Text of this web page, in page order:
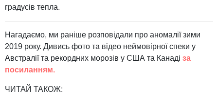
градусів тепла.
Нагадаємо, ми раніше розповідали про аномалії зими
2019 року. Дивись фото та відео неймовірної спеки у
Австралії та рекордних морозів у США та Канаді за
посиланням.
ЧИТАЙ ТАКОЖ: